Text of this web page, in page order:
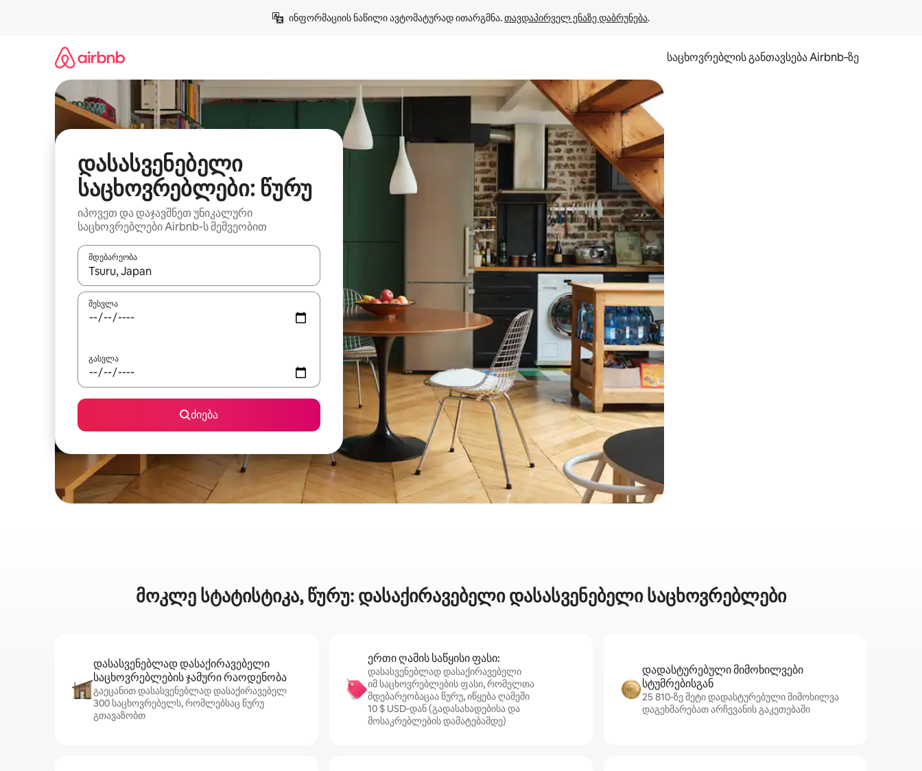
ინფორმაციის ნაწილი ავტომატურად ითარგმნა. თავდაპირველ ენაზე დაბრუნება.
საცხოვრებლის განთავსება Airbnb‑ზე
დასასვენებელი
საცხოვრებლები: წურუ
იპოვეთ და დაჯავშნეთ უნიკალური
საცხოვრებლები Airbnb-ს მეშვეობით
მდებარეობა
როცა შედეგები ხელმისაწვდომი გახდება, ნავიგაციისთვის გამოიყენეთ კლავიშები ზემოთ/ქვემოთ მიმართული ისრებით ან შეხებისა თუ თითის გასმის ჟესტები.
შესვლა
გასვლა
ძიება
მოკლე სტატისტიკა, წურუ: დასაქირავებელი დასასვენებელი საცხოვრებლები
დასასვენებლად დასაქირავებელი
საცხოვრებლების ჯამური რაოდენობა
გაეცანით დასასვენებლად დასაქირავებელ
300 საცხოვრებელს, რომლებსაც წურუ
გთავაზობთ
ერთი ღამის საწყისი ფასი:
დასასვენებლად დასაქირავებელი
იმ საცხოვრებლების ფასი, რომელთა
მდებარეობაცაა წურუ, იწყება ღამეში
10 $ USD‑დან (გადასახადებისა და
მოსაკრებლების დამატებამდე)
დადასტურებული მიმოხილვები
სტუმრებისგან
25 810‑ზე მეტი დადასტურებული მიმოხილვა
დაგეხმარებათ არჩევანის გაკეთებაში